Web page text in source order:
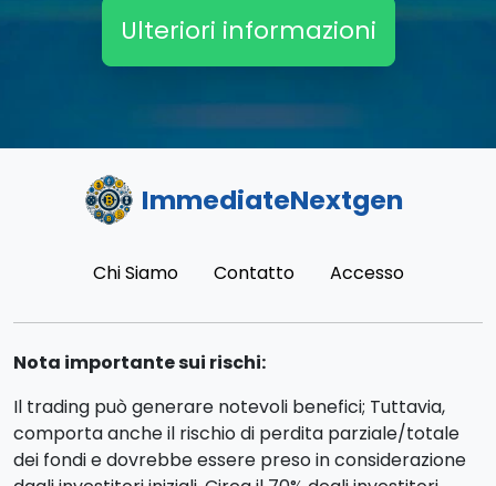
Ulteriori informazioni
ImmediateNextgen
Chi Siamo Contatto Accesso
Nota importante sui rischi:
Il trading può generare notevoli benefici; Tuttavia,
comporta anche il rischio di perdita parziale/totale
dei fondi e dovrebbe essere preso in considerazione